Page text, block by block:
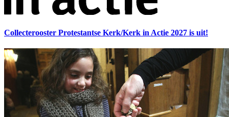
Collecterooster Protestantse Kerk/Kerk in Actie 2027 is uit!